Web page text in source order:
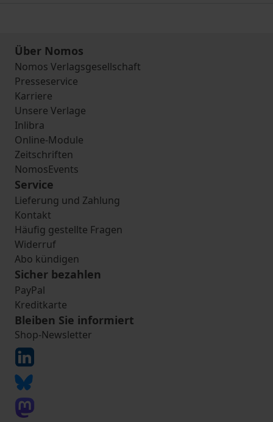
Über Nomos
Nomos Verlagsgesellschaft
Presseservice
Karriere
Unsere Verlage
Inlibra
Online-Module
Zeitschriften
NomosEvents
Service
Lieferung und Zahlung
Kontakt
Häufig gestellte Fragen
Widerruf
Abo kündigen
Sicher bezahlen
PayPal
Kreditkarte
Bleiben Sie informiert
Shop-Newsletter